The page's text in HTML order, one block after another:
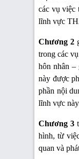
các vụ việc
lĩnh vực
Chương 2
trong các
hôn nhân
này được
phần nội
lĩnh vực
Chương 3
hình, từ
quan và